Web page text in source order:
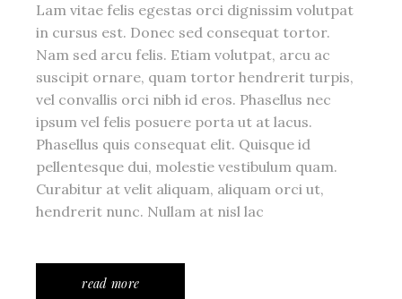
Lam vitae felis egestas orci dignissim volutpat
in cursus est. Donec sed consequat tortor.
Nam sed arcu felis. Etiam volutpat, arcu ac
suscipit ornare, quam tortor hendrerit turpis,
vel convallis orci nibh id eros. Phasellus nec
ipsum vel felis posuere porta ut at lacus.
Phasellus quis consequat elit. Quisque id
pellentesque dui, molestie vestibulum quam.
Curabitur at velit aliquam, aliquam orci ut,
hendrerit nunc. Nullam at nisl lac
read more